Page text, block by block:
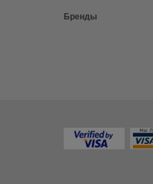
Бренды